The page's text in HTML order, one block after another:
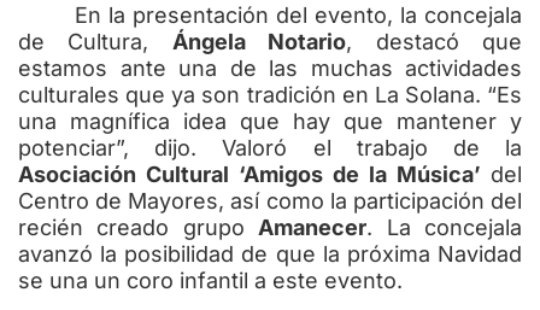
En la presentación del evento, la concejala
de Cultura, Ángela Notario, destacó que
estamos ante una de las muchas actividades
culturales que ya son tradición en La Solana. “Es
una magnífica idea que hay que mantener y
potenciar”, dijo. Valoró el trabajo de la
Asociación Cultural ‘Amigos de la Música’ del
Centro de Mayores, así como la participación del
recién creado grupo Amanecer. La concejala
avanzó la posibilidad de que la próxima Navidad
se una un coro infantil a este evento.